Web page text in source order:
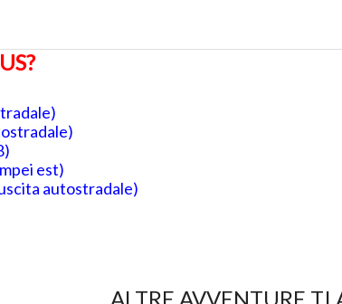
est)
autostradale)
ALTRE AVVENTURE TI